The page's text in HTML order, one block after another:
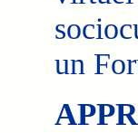
un